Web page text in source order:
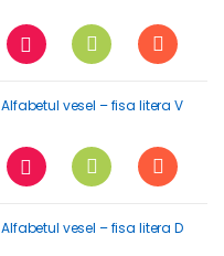
Alfabetul vesel – fisa litera V
Alfabetul vesel – fisa litera D